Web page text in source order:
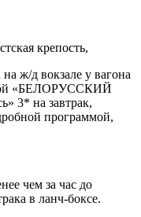
крепость,
на ж/д вокзале у вагона
«БЕЛОРУССКИЙ
3* на завтрак,
программой,
чем за час до
в ланч-боксе.